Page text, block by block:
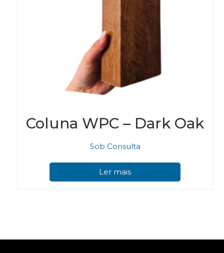
Coluna WPC – Dark Oak
Sob Consulta
Ler mais